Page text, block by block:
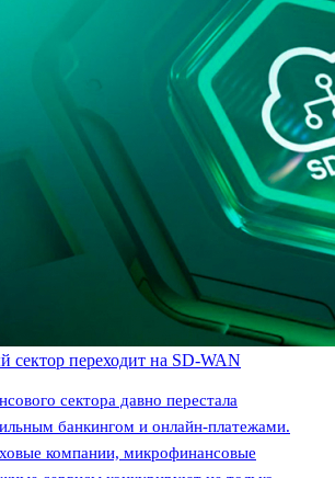
сектор переходит на SD-WAN
сектора давно перестала
банкингом и онлайн-платежами.
компании, микрофинансовые